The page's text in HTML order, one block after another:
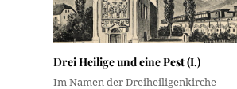
Drei Heilige und eine Pest (I.)
Im Namen der Dreiheiligenkirche